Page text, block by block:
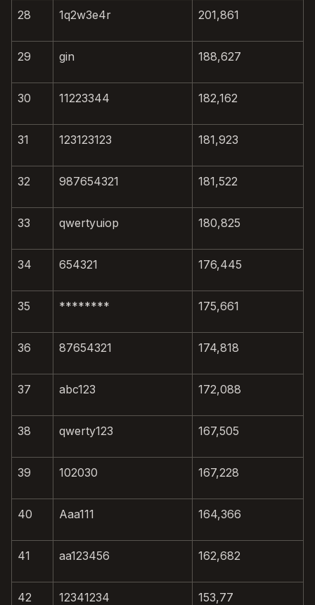
28 1q2w3e4r 201,861
29 gin 188,627
30 11223344 182,162
31 123123123 181,923
32 987654321 181,522
33 qwertyuiop 180,825
34 654321 176,445
35 ******** 175,661
36 87654321 174,818
37 abc123 172,088
38 qwerty123 167,505
39 102030 167,228
40 Aaa111 164,366
41 aa123456 162,682
42 12341234 153,77